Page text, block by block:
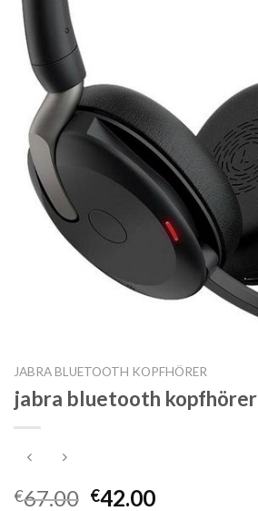
JABRA BLUETOOTH KOPFHÖRER
jabra bluetooth kopfhörer
€67.00 €42.00